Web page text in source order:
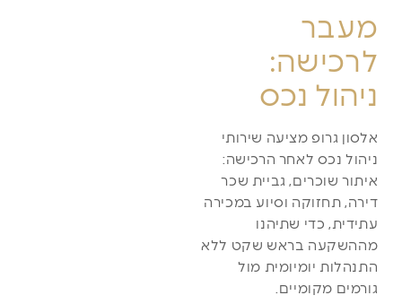
מעבר
לרכישה:
ניהול נכס
אלסון גרופ מציעה שירותי
ניהול נכס לאחר הרכישה:
איתור שוכרים, גביית שכר
דירה, תחזוקה וסיוע במכירה
עתידית, כדי שתיהנו
מההשקעה בראש שקט ללא
התנהלות יומיומית מול
גורמים מקומיים.